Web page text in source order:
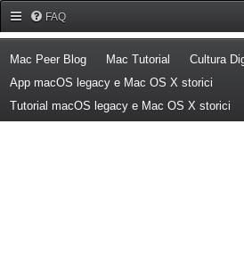
FAQ
Mac Peer Blog(Opens a new tab)
Mac Tutorial (Opens a
Cultura
App macOS legacy e Mac OS X storici
Tutorial macOS legacy e Mac OS X storici